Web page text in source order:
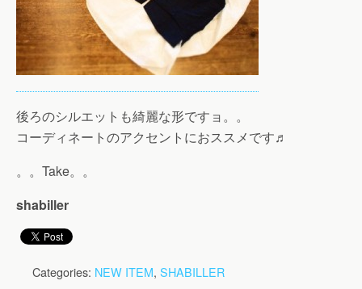
後ろのシルエットも綺麗な形ですョ。。
コーディネートのアクセントにおススメです♬
。。Take。。
shabiller
Categories: NEW ITEM, SHABILLER